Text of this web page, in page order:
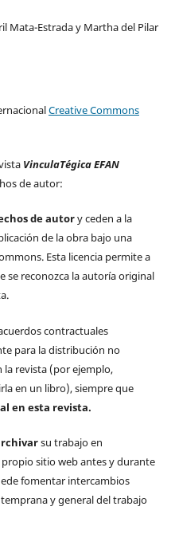
Mata-Estrada y Martha del Pilar
Creative Commons
VinculaTégica EFAN
de autor:
de autory ceden a la
de la obra bajo una
Esta licencia permite a
se reconozca la autoría original
contractuales
para la distribución no
la revista (por ejemplo,
en un libro), siempre que
en esta revista.
su trabajo en
sitio web antes y durante
fomentar intercambios
y general del trabajo